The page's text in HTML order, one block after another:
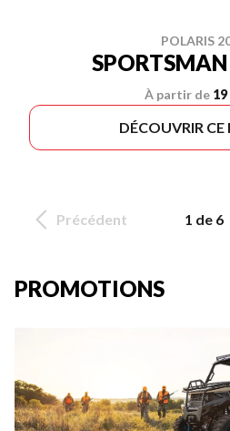
POLARIS
À partir de
DÉCOUVRIR
Précédent 1 de 6
PROMOTIONS